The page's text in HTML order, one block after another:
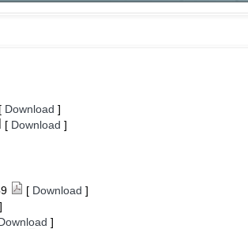
[ Download ]
[ Download ]
[ Download ]
]
]